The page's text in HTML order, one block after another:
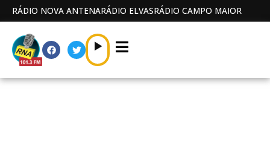
RÁDIO NOVA ANTENARÁDIO ELVASRÁDIO CAMPO MAIOR